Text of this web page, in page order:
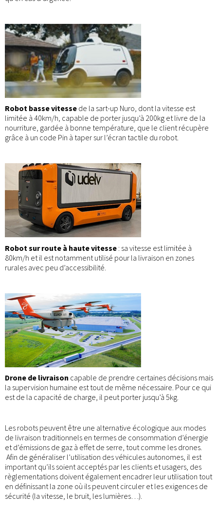
Robot basse vitesse de la sart-up Nuro, dont la vitesse est
limitée à 40km/h, capable de porter jusqu’à 200kg et livre de la
nourriture, gardée à bonne température, que le client récupère
grâce à un code Pin à taper sur l’écran tactile du robot.
Robot sur route à haute vitesse : sa vitesse est limitée à
80km/h et il est notamment utilisé pour la livraison en zones
rurales avec peu d’accessibilité.
Drone de livraison capable de prendre certaines décisions mais
la supervision humaine est tout de même nécessaire. Pour ce qui
est de la capacité de charge, il peut porter jusqu’à 5kg.
Les robots peuvent être une alternative écologique aux modes
de livraison traditionnels en termes de consommation d’énergie
et d’émissions de gaz à effet de serre, tout comme les drones.
Afin de généraliser l’utilisation des véhicules autonomes, il est
important qu’ils soient acceptés par les clients et usagers, des
règlementations doivent également encadrer leur utilisation tout
en définissant la zone où ils peuvent circuler et les exigences de
sécurité (la vitesse, le bruit, les lumières…).